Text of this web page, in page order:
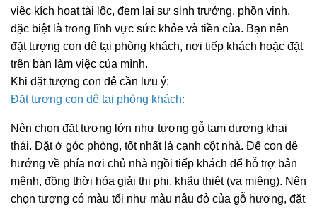
việc kích hoạt tài lộc, đem lại sự sinh trưởng, phồn vinh,
đặc biệt là trong lĩnh vực sức khỏe và tiền của. Bạn nên
đặt tượng con dê tại phòng khách, nơi tiếp khách hoặc đặt
trên bàn làm việc của mình.
Khi đặt tượng con dê cần lưu ý:
Đặt tượng con dê tại phòng khách:
Nên chọn đặt tượng lớn như tượng gỗ tam dương khai
thái. Đặt ở góc phòng, tốt nhất là cạnh cột nhà. Để con dê
hướng về phía nơi chủ nhà ngồi tiếp khách để hỗ trợ bản
mệnh, đồng thời hóa giải thị phi, khẩu thiệt (vạ miệng). Nên
chọn tượng có màu tối như màu nâu đỏ của gỗ hương, đặt